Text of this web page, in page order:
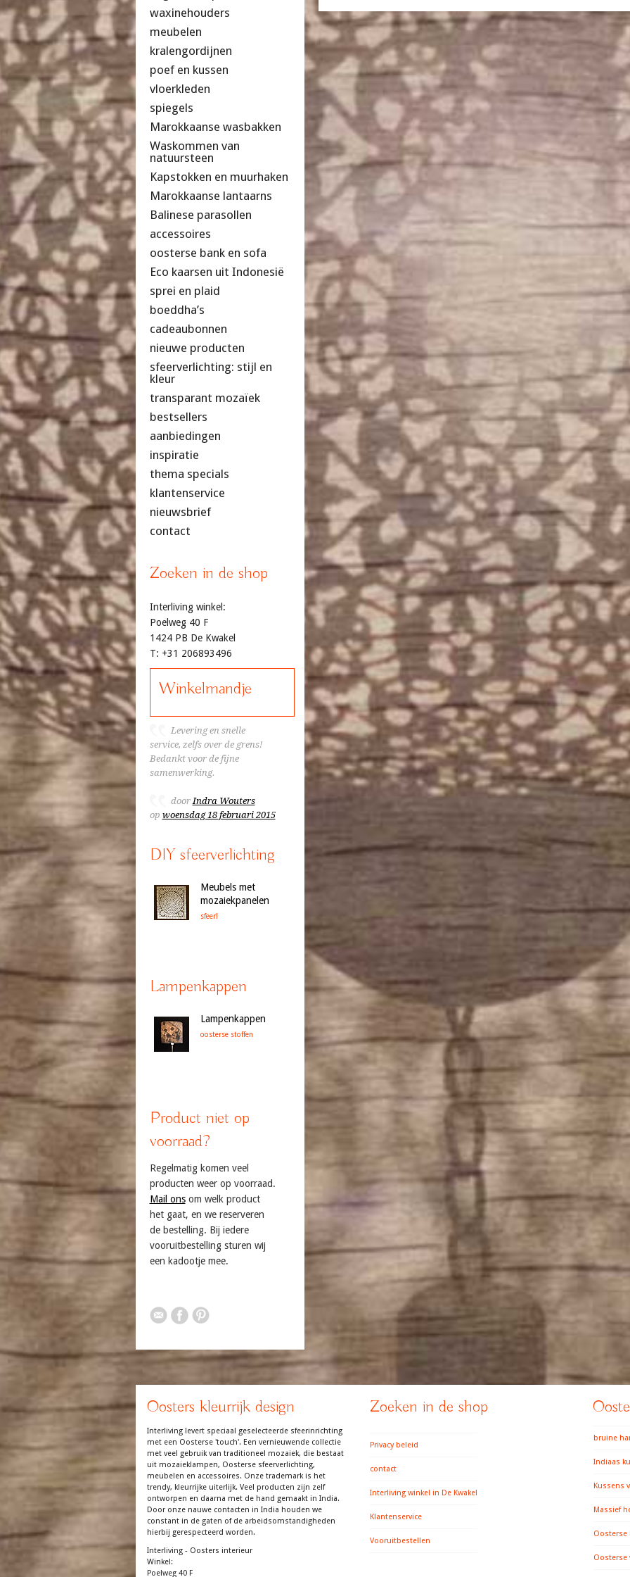
waxinehouders
meubelen
kralengordijnen
poef en kussen
vloerkleden
spiegels
Marokkaanse wasbakken
Waskommen van
natuursteen
Kapstokken en muurhaken
Marokkaanse lantaarns
Balinese parasollen
accessoires
oosterse bank en sofa
Eco kaarsen uit Indonesië
sprei en plaid
boeddha’s
cadeaubonnen
nieuwe producten
sfeerverlichting: stijl en
kleur
transparant mozaïek
bestsellers
aanbiedingen
inspiratie
thema specials
klantenservice
nieuwsbrief
contact
Zoeken in de shop
Interliving winkel:
Poelweg 40 F
1424 PB De Kwakel
T: +31 206893496
Winkelmandje
Levering en snelle
service, zelfs over de grens!
Bedankt voor de fijne
samenwerking.
doorIndra Wouters
op woensdag 18 februari 2015
DIY sfeerverlichting
Meubels met
mozaiekpanelen
sfeer!
Lampenkappen
Lampenkappen
oosterse stoffen
Product niet op
voorraad?
Regelmatig komen veel
producten weer op voorraad.
Mail onsom welk product
het gaat, en we reserveren
de bestelling. Bij iedere
vooruitbestelling sturen wij
een kadootje mee.
Oosters kleurrijk design
Interliving levert speciaal geselecteerde sfeerinrichting
met een Oosterse 'touch'. Een vernieuwende collectie
met veel gebruik van traditioneel mozaiek, die bestaat
uit mozaieklampen, Oosterse sfeerverlichting,
meubelen en accessoires. Onze trademark is het
trendy, kleurrijke uiterlijk. Veel producten zijn zelf
ontworpen en daarna met de hand gemaakt in India.
Door onze nauwe contacten in India houden we
constant in de gaten of de arbeidsomstandigheden
hierbij gerespecteerd worden.
Interliving - Oosters interieur
Winkel:
Poelweg 40 F
Zoeken in de shop
Privacy beleid
contact
Interliving winkel in De Kwakel
Klantenservice
Vooruitbestellen
bruine
Indiaas
Kussens
Massief
Oosterse
Oosterse